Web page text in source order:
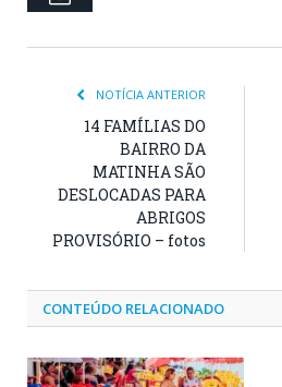
NOTÍCIA ANTERIOR
14 FAMÍLIAS DO
BAIRRO DA
MATINHA SÃO
DESLOCADAS PARA
ABRIGOS
PROVISÓRIO – fotos
CONTEÚDO RELACIONADO